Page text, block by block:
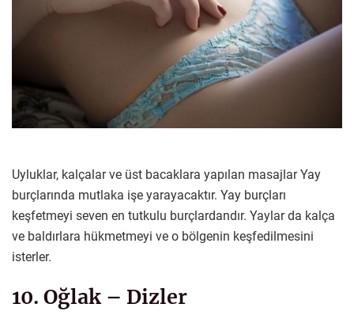
Uyluklar, kalçalar ve üst bacaklara yapılan masajlar Yay
burçlarında mutlaka işe yarayacaktır. Yay burçları
keşfetmeyi seven en tutkulu burçlardandır. Yaylar da kalça
ve baldırlara hükmetmeyi ve o bölgenin keşfedilmesini
isterler.
10. Oğlak – Dizler